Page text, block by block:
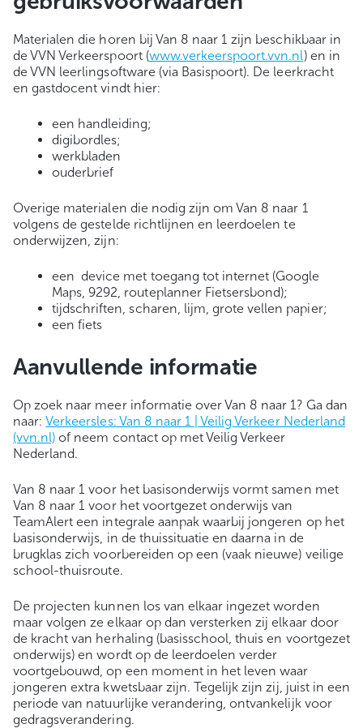
Materialen die horen bij Van 8 naar 1 zijn beschikbaar in
de VVN Verkeerspoort (www.verkeerspoort.vvn.nl) en in
de VVN leerlingsoftware (via Basispoort). De leerkracht
en gastdocent vindt hier:
een handleiding;
digibordles;
werkbladen
ouderbrief
Overige materialen die nodig zijn om Van 8 naar 1
volgens de gestelde richtlijnen en leerdoelen te
onderwijzen, zijn:
een device met toegang tot internet (Google
Maps, 9292, routeplanner Fietsersbond);
tijdschriften, scharen, lijm, grote vellen papier;
een fiets
Aanvullende informatie
Op zoek naar meer informatie over Van 8 naar 1? Ga dan
naar:Verkeersles: Van 8 naar 1 | Veilig Verkeer Nederland
(vvn.nl) of neem contact op met Veilig Verkeer
Nederland.
Van 8 naar 1 voor het basisonderwijs vormt samen met
Van 8 naar 1 voor het voortgezet onderwijs van
TeamAlert een integrale aanpak waarbij jongeren op het
basisonderwijs, in de thuissituatie en daarna in de
brugklas zich voorbereiden op een (vaak nieuwe) veilige
school-thuisroute.
De projecten kunnen los van elkaar ingezet worden
maar volgen ze elkaar op dan versterken zij elkaar door
de kracht van herhaling (basisschool, thuis en voortgezet
onderwijs) en wordt op de leerdoelen verder
voortgebouwd, op een moment in het leven waar
jongeren extra kwetsbaar zijn. Tegelijk zijn zij, juist in een
periode van natuurlijke verandering, ontvankelijk voor
gedragsverandering.